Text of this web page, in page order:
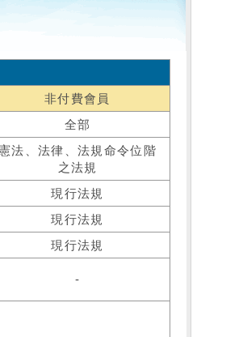
非付費會員
全部
法、法律、法規命令位階
之法規
現行法規
現行法規
現行法規
-